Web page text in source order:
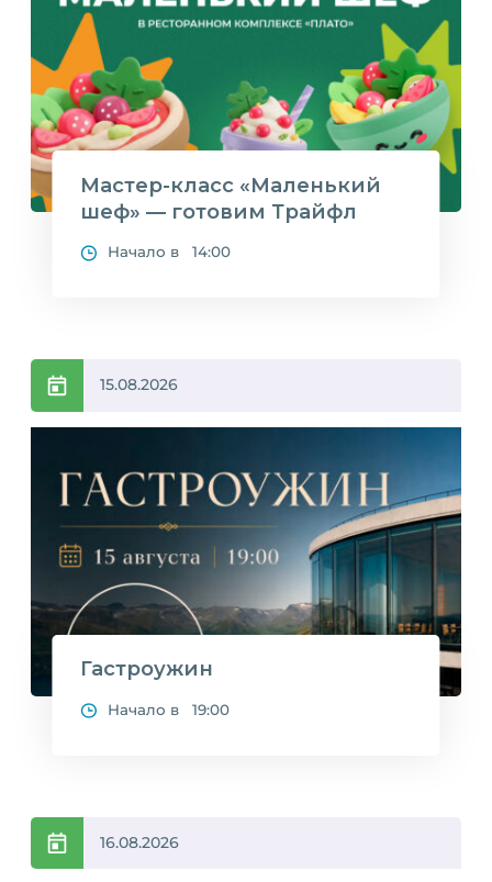
Мастер-класс «Маленький
шеф» — готовим Трайфл
Начало в 14:00
15.08.2026
Гастроужин
Начало в 19:00
16.08.2026